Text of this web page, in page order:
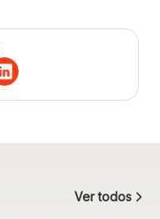
Ver todos